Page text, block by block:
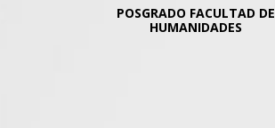
POSGRADO FACULTAD DE
HUMANIDADES